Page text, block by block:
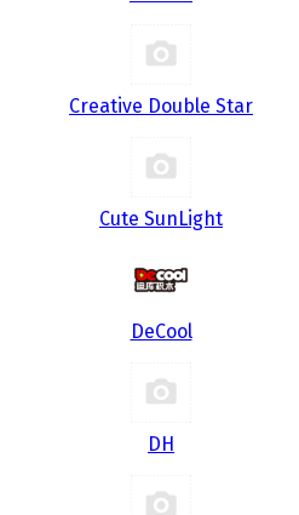
Creative Double Star
Cute SunLight
DeCool
DH